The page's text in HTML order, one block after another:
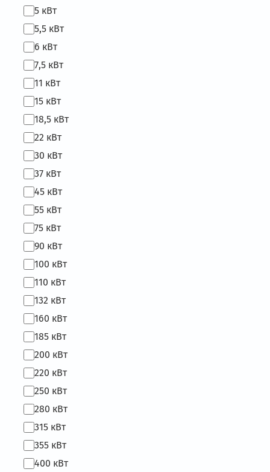
5 кВт
5,5 кВт
6 кВт
7,5 кВт
11 кВт
15 кВт
18,5 кВт
22 кВт
30 кВт
37 кВт
45 кВт
55 кВт
75 кВт
90 кВт
100 кВт
110 кВт
132 кВт
160 кВт
185 кВт
200 кВт
220 кВт
250 кВт
280 кВт
315 кВт
355 кВт
400 кВт